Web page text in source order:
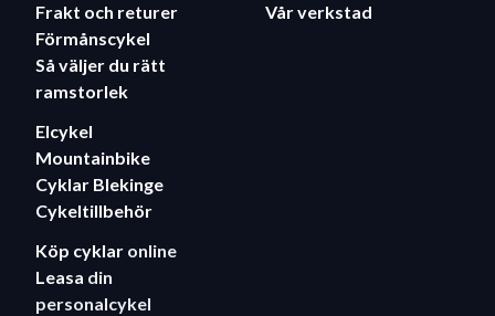
Frakt och returer
Förmånscykel
Så väljer du rätt
ramstorlek
Elcykel
Mountainbike
Cyklar Blekinge
Cykeltillbehör
Köp cyklar online
Leasa din
personalcykel
Vår verkstad